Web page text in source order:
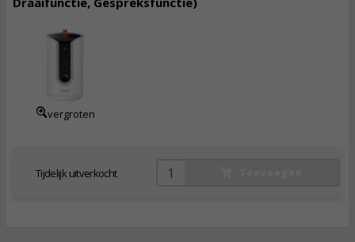
vergroten
Tijdelijk uitverkocht